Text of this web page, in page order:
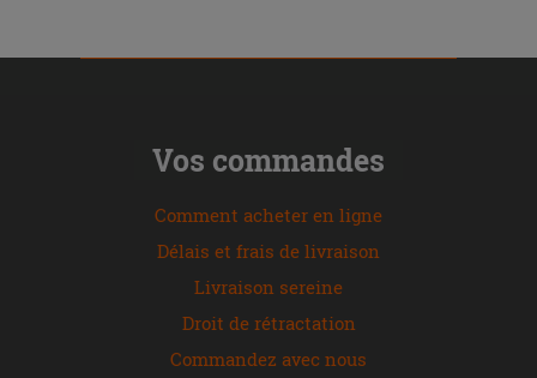
Vos commandes
Comment acheter en ligne
Délais et frais de livraison
Livraison sereine
Droit de rétractation
Commandez avec nous